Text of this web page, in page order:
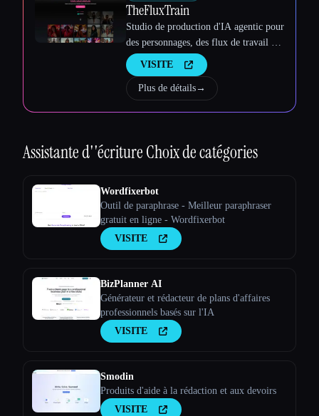
TheFluxTrain
Studio de production d'IA agentic pour
des personnages, des flux de travail et
des vidéos cohérents
VISITE
Plus de détails→
Assistante d''écritureChoix de catégories
Wordfixerbot
Outil de paraphrase - Meilleur paraphraser
gratuit en ligne - Wordfixerbot
VISITE
BizPlanner AI
Générateur et rédacteur de plans d'affaires
professionnels basés sur l'IA
VISITE
Smodin
Produits d'aide à la rédaction et aux devoirs
VISITE